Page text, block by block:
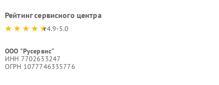
Рейтинг сервисного центра
4.9-5.0
ООО "Русервис"
ИНН 7702633247
ОГРН 1077746335776